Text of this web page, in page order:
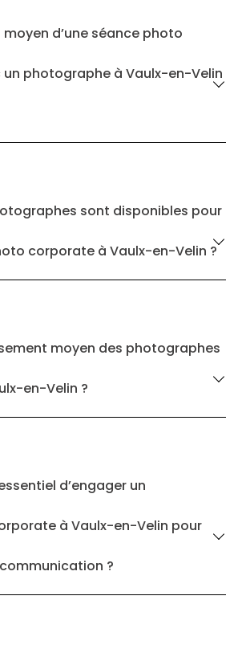
d’une séance photo
photographe à Vaulx-en-Velin
sont disponibles pour
corporate à Vaulx-en-Velin ?
moyen des photographes
en-Velin ?
d’engager un
à Vaulx-en-Velin pour
?